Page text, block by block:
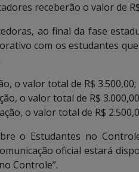
receberão o valor de R$
ao final da fase
com os estudantes
o valor total de R$ 3.500,00;
o valor total de R$
o valor total de R$
o Estudantes no
oficial estará
Controle”.